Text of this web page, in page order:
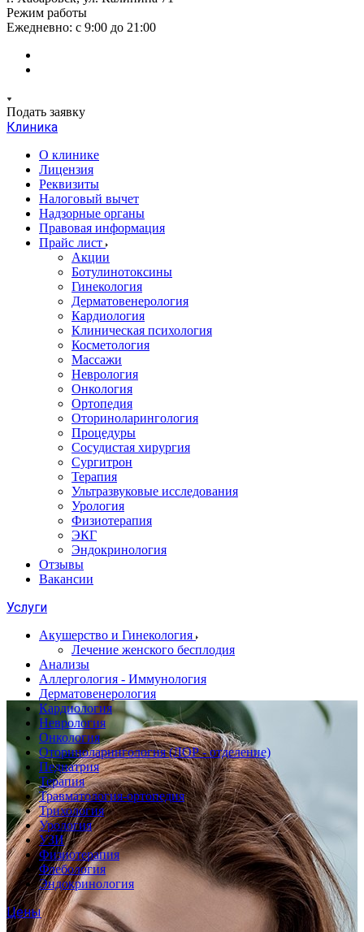
Режим работы
Ежедневно: с 9:00 до 21:00
Подать заявку
Клиника
О клинике
Лицензия
Реквизиты
Налоговый вычет
Надзорные органы
Правовая информация
Прайс лист
Акции
Ботулинотоксины
Гинекология
Дерматовенерология
Кардиология
Клиническая психология
Косметология
Массажи
Неврология
Онкология
Ортопедия
Оториноларингология
Процедуры
Сосудистая хирургия
Сургитрон
Терапия
Ультразвуковые исследования
Урология
Физиотерапия
ЭКГ
Эндокринология
Отзывы
Вакансии
Услуги
Акушерство и Гинекология
Лечение женского бесплодия
Анализы
Аллергология - Иммунология
Дерматовенерология
Кардиология
Неврология
Онкология
Оториноларингология (ЛОР - отделение)
Педиатрия
Терапия
Травматология-ортопедия
Трихология
Урология
УЗИ
Физиотерапия
Флебология
Эндокринология
Цены